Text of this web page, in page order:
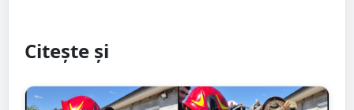
Citește și